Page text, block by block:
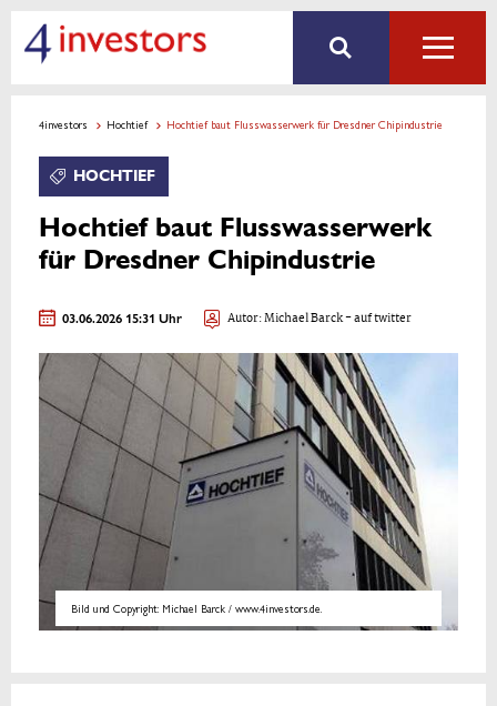
4investors Hochtief Hochtief baut Flusswasserwerk für Dresdner Chipindustrie
HOCHTIEF
Hochtief baut Flusswasserwerk
für Dresdner Chipindustrie
03.06.2026 15:31 Uhr Autor:Michael Barck- auf twitter
Bild und Copyright: Michael Barck / www.4investors.de.